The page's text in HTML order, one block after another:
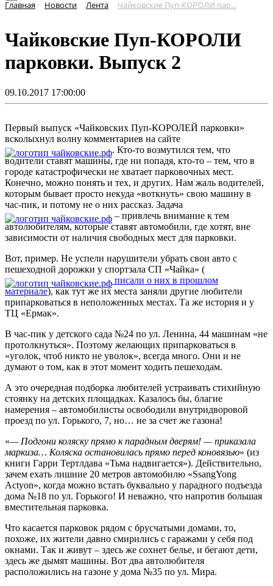
Главная Новости Лента Чайковские Пуп-КОРОЛИ пар...
Чайковские Пуп-КОРОЛИ
парковки. Выпуск 2
09.10.2017 17:00:00
Первый выпуск «Чайковских Пуп-КОРОЛЕЙ парковки»
всколыхнул волну комментариев на сайте
. Кто-то возмутился тем, что
водители ставят машины, где ни попадя, кто-то – тем, что в
городе катастрофически не хватает парковочных мест.
Конечно, можно понять и тех, и других. Нам жаль водителей,
которым бывает просто некуда «воткнуть» свою машину в
час-пик, и потому не о них рассказ. Задача
– привлечь внимание к тем
автолюбителям, которые ставят автомобили, где хотят, вне
зависимости от наличия свободных мест для парковки.
Вот, пример. Не успели нарушители убрать свои авто с
пешеходной дорожки у спортзала СП «Чайка» (
писали о них в прошлом
материале), как тут же их места заняли другие любители
припарковаться в неположенных местах. Та же история и у
ТЦ «Ермак».
В час-пик у детского сада №24 по ул. Ленина, 44 машинам «не
протолкнуться». Поэтому желающих припарковаться в
«уголок, чтоб никто не уволок», всегда много. Они и не
думают о том, как в этот момент ходить пешеходам.
А это очередная подборка любителей устраивать стихийную
стоянку на детских площадках. Казалось бы, благие
намерения – автомобилисты освободили внутридворовой
проезд по ул. Горького, 7, но… не за счет же газона!
«— Подгони коляску прямо к парадным дверям! — приказала
маркиза… Коляска остановилась прямо перед коновязью» (из
книги Гарри Тертлдава «Тьма надвигается»). Действительно,
зачем ехать лишние 20 метров автомобилю «SsangYong
Actyon», когда можно встать буквально у парадного подъезда
дома №18 по ул. Горького! И неважно, что напротив большая
вместительная парковка.
Что касается парковок рядом с брусчатыми домами, то,
похоже, их жители давно смирились с гаражами у себя под
окнами. Так и живут – здесь же сохнет белье, и бегают дети,
здесь же дымят машины. Вот два автолюбителя
расположились на газоне у дома №35 по ул. Мира.